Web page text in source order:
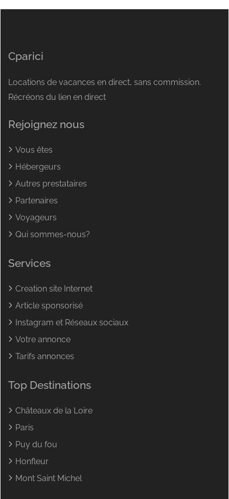
Cparici
Locations de vacances en direct, sans commission.
Récréons du lien en direct
Rejoignez nous
Vous êtes
Hébergeurs
Autres prestataires
Partenaires
Voyageurs
Qui sommes-nous?
Services
Creation site Internet
Article sponsorisé
Instagram et Réseaux sociaux
Votre annonce
Tarifs annonces
Top Destinations
Châteaux de la Loire
Paris
Puy du fou
Honfleur
Mont Saint Michel